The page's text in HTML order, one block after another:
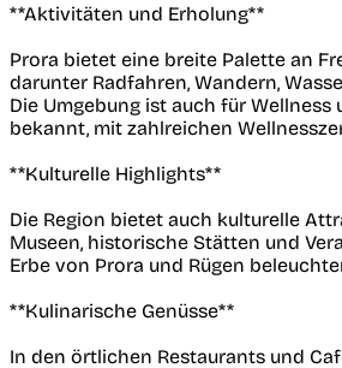
**Aktivitäten und Erholung**
Prora bietet eine breite Palette an
darunter Radfahren, Wandern,
Die Umgebung ist auch für Wellness
bekannt, mit zahlreichen
**Kulturelle Highlights**
Die Region bietet auch kulturelle
Museen, historische Stätten und
Erbe von Prora und Rügen
**Kulinarische Genüsse**
In den örtlichen Restaurants und